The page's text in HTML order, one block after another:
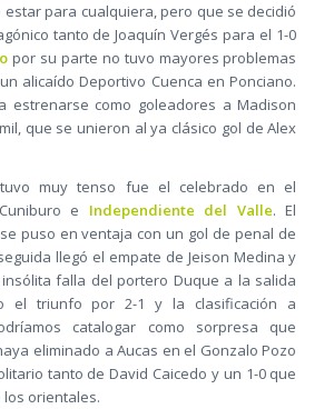
para cualquiera, pero que se decidió
tanto de Joaquín Vergés para el 1-0
por su parte no tuvo mayores problemas
alicaído Deportivo Cuenca en Ponciano.
estrenarse como goleadores a Madison
que se unieron al ya clásico gol de Alex
muy tenso fue el celebrado en el
e Independiente del Valle. El
puso en ventaja con un gol de penal de
llegó el empate de Jeison Medina y
falla del portero Duque a la salida
el triunfo por 2-1 y la clasificación a
catalogar como sorpresa que
eliminado a Aucas en el Gonzalo Pozo
tanto de David Caicedo y un 1-0 que
los orientales.